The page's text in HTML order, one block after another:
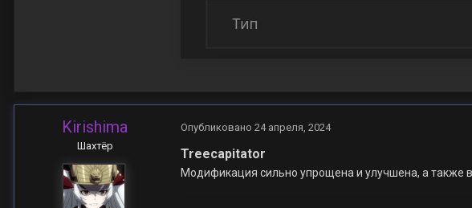
Kirishima
Шахтёр
Опубликовано 24 апреля, 2024
Treecapitator
Модификация сильно упрощена и улучшена, а также